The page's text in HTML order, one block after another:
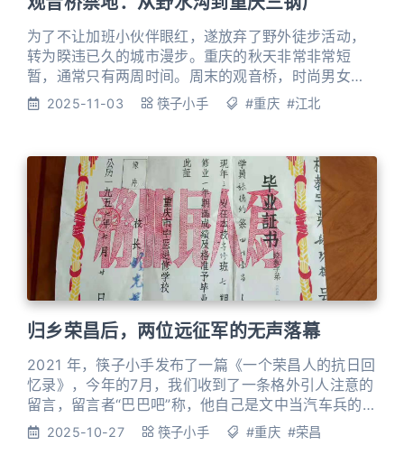
为了不让加班小伙伴眼红，遂放弃了野外徒步活动，
转为睽违已久的城市漫步。重庆的秋天非常非常短
暂，通常只有两周时间。周末的观音桥，时尚男女们
匆匆穿梭于奢侈品橱窗之间，我却在地下通道上上下
下了好几次后，拐进了一条向上的阶梯，不过百米之
桥最发达的商圈背后被神秘化妖魔化的灰色地带。 汗
水很快浸湿了衣衫，黏腻地贴在背上。石阶两侧是密
密麻麻的筒子楼，晾衣杆和电线
2025-11-03 筷子小手 #重庆 #江北
归乡荣昌后，两位远征军的无声落幕
2021 年，筷子小手发布了一篇《一个荣昌人的抗日回
忆录》，今年的7月，我们收到了一条格外引人注意的
留言，留言者“巴巴吧”称，他自己是文中当汽车兵的李
毅坚的侄女婿，他的妻子正是李毅坚弟弟的女儿。这
条偶然的留言，让筷子小手把明愚和“巴巴吧”这两位远
2025-10-27 筷子小手 #重庆 #荣昌